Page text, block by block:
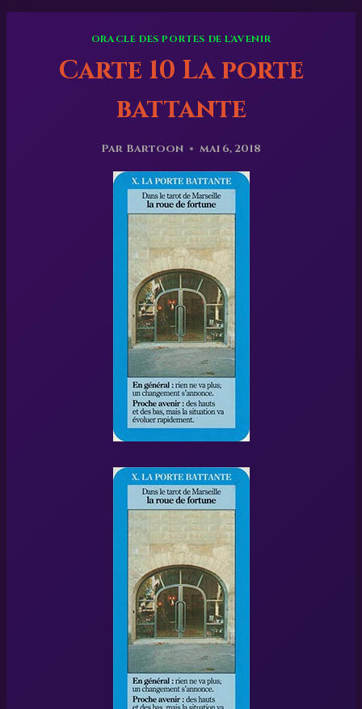
ORACLE DES PORTES DE L'AVENIR
Carte 10 La porte
battante
Par Bartoon mai 6, 2018